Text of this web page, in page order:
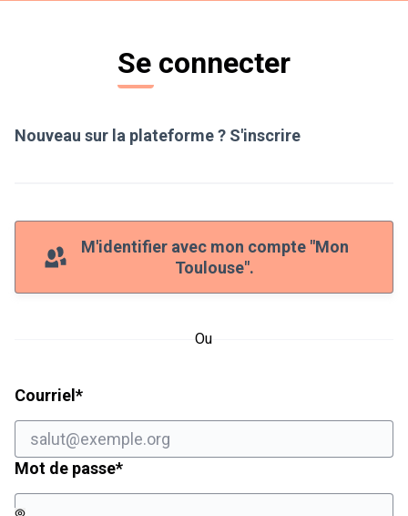
Se connecter
Nouveau sur la plateforme ? S'inscrire
M'identifier avec mon compte "Mon
Toulouse".
Ou
Courriel *Champ obligatoire
Mot de passe*Champ obligatoire